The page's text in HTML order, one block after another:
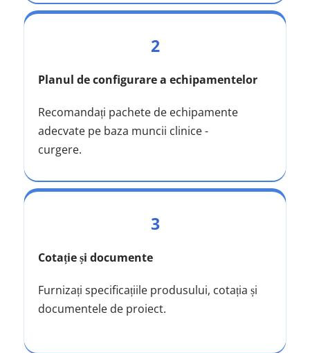
2
Planul de configurare a echipamentelor
Recomandați pachete de echipamente
adecvate pe baza muncii clinice -
curgere.
3
Cotație și documente
Furnizați specificațiile produsului, cotația și
documentele de proiect.